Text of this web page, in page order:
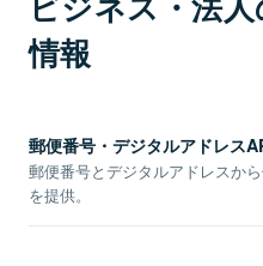
情報
郵便番号・デジタルアドレス
郵便番号とデジタルアドレスか
を提供。